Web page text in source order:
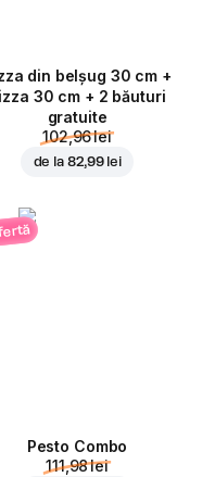
din belșug 30 cm +
30 cm + 2 băuturi
gratuite
102,96 lei
de la 82,99 lei
Pesto Combo
111,98 lei